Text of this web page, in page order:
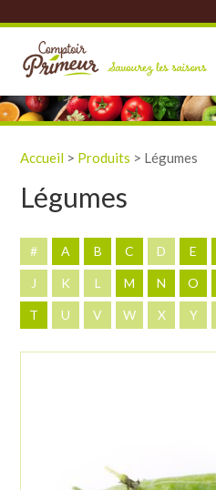
Accueil > Produits > Légumes
Légumes
# A B C D E
J K L M N O
T U V W X Y